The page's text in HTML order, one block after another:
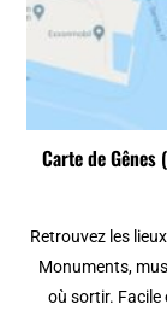
Carte de
Retrouvez les
Monuments,
où sortir.